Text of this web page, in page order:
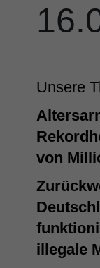
Unsere
von
illegale